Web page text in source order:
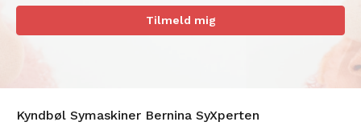
Tilmeld mig
Kyndbøl Symaskiner Bernina SyXperten